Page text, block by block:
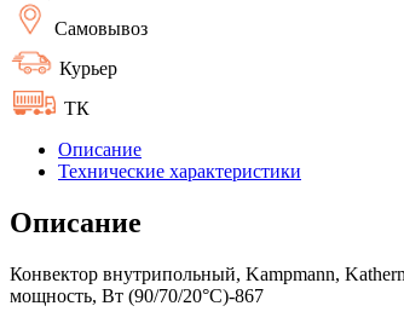
Самовывоз
Курьер
ТК
Описание
Технические характеристики
Описание
Конвектор внутрипольный, Kampmann,
мощность, Вт (90/70/20°C)-867